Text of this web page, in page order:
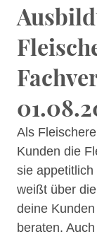
Als
Kunden die
sie
weißt über
deine
beraten.